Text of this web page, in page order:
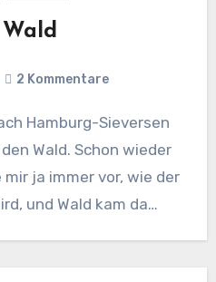
2 Kommentare
Wald. Schon wieder
ja immer vor, wie der
und Wald kam da…